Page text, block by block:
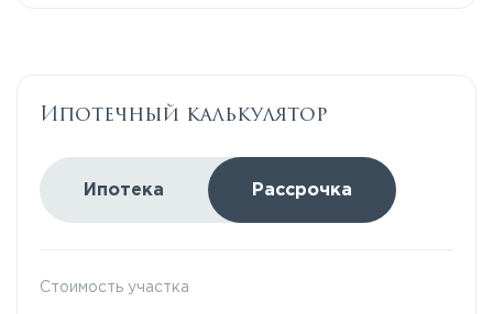
Ипотечный калькулятор
Ипотека Рассрочка
Стоимость участка